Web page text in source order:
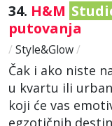
34. H&M
putovanja
/ Style&Glow/
Čak i ako niste
u kvartu ili
koji će vas
egzotičnih